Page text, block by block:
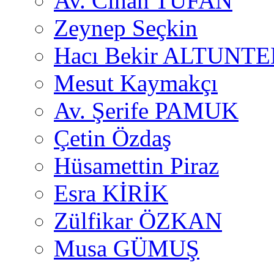
Zeynep Seçkin
Hacı Bekir
Mesut Kaymakçı
Av. Şerife PAMUK
Çetin Özdaş
Hüsamettin Piraz
Esra KİRİK
Zülfikar ÖZKAN
Musa GÜMUŞ